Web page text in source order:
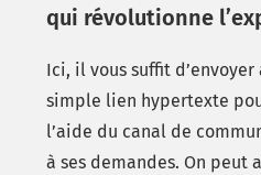
qui révolutionne
Ici, il vous suffit
simple lien hypertexte
l’aide du canal de
à ses demandes. On peut